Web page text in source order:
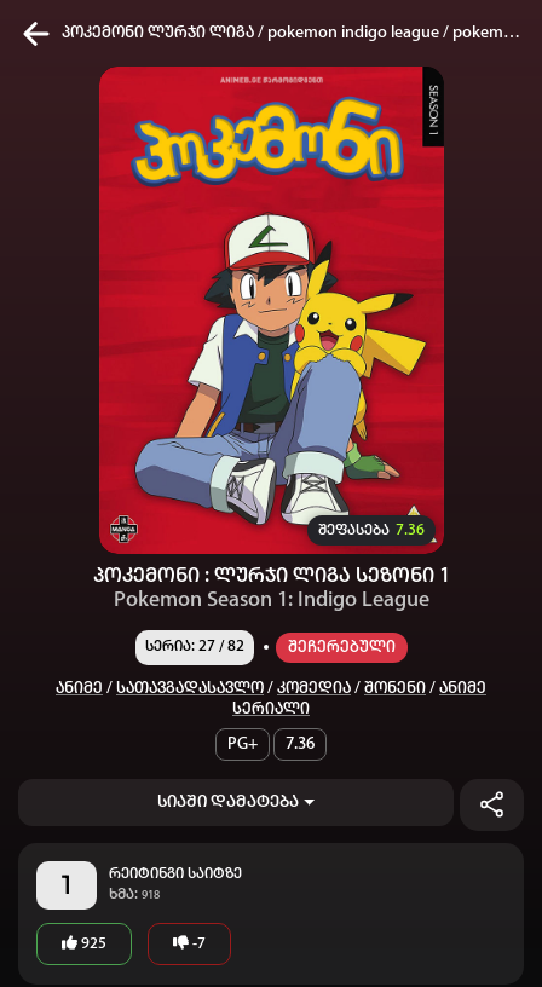
პოკემონი ლურჯი ლიგა / pokemon indigo league / pokemoni lurji liga
კვირის ტოპ 3 მოძებნადი სიტყვა
SOLO LEVELING
თქვენი ძიების ისტორია
ისტორია ცარიელია
სრული ისტორიის გასუფთავება
შეფასება 7.36
პოკემონი : ლურჯი ლიგა სეზონი 1
Pokemon Season 1: Indigo League
სერია: 27 / 82 Შეჩერებული
Ანიმე / Სათავგადასავლო / Კომედია / Შონენი / Ანიმე
Სერიალი
PG+
7.36
სიაში დამატება
1
რეიტინგი საიტზე
ხმა: 918
925 -7